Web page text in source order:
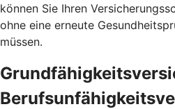
können Sie Ihren
ohne eine erneute
müssen.